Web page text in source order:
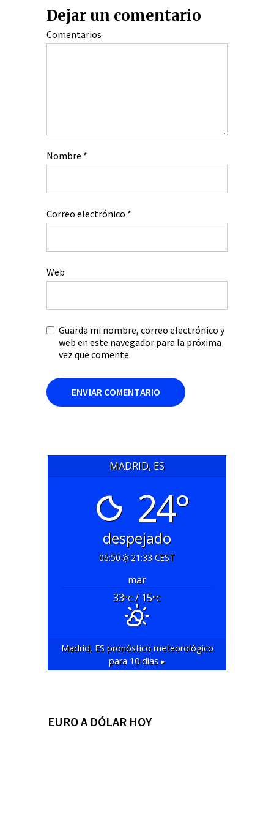
Dejar un comentario
Comentarios
Nombre *
Correo electrónico *
Web
Guarda mi nombre, correo electrónico y
web en este navegador para la próxima
vez que comente.
MADRID, ES
24°
despejado
06:50 21:33 CEST
mar
33°C/ 15°C
Madrid, ESpronóstico meteorológico
para 10 días ▸
EURO A DÓLAR HOY